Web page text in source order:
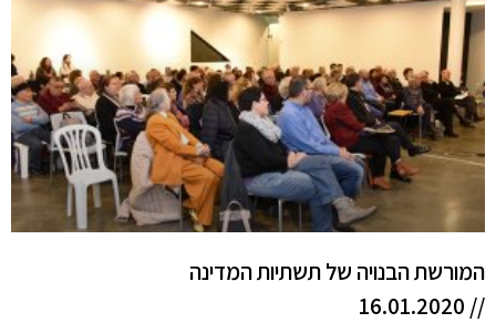
המורשת הבנויה של תשתיות המדינה
// 16.01.2020